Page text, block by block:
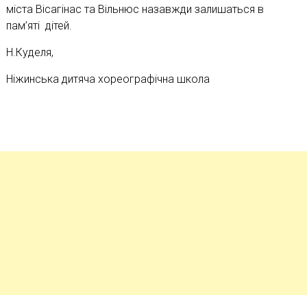
міста Вісагінас та Вільнюс назавжди залишаться в
пам’яті дітей.
Н.Куделя,
Ніжинська дитяча хореографічна школа